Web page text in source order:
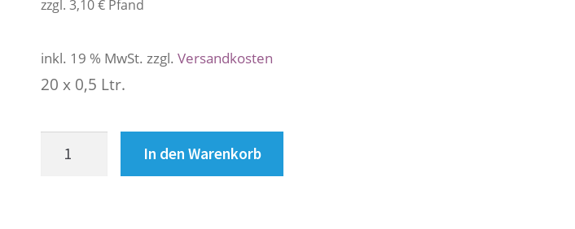
zzgl.3,10€ Pfand
inkl. 19 % MwSt. zzgl.Versandkosten
20 x 0,5 Ltr.
Weißbier
Schmankerl
In den Warenkorb